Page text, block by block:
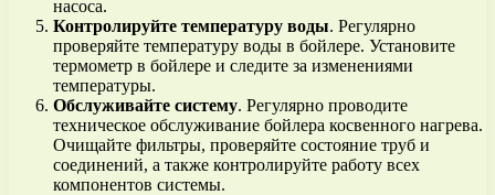
насоса.
Контролируйте температуру воды. Регулярно
проверяйте температуру воды в бойлере. Установите
термометр в бойлере и следите за изменениями
температуры.
Обслуживайте систему. Регулярно проводите
техническое обслуживание бойлера косвенного нагрева.
Очищайте фильтры, проверяйте состояние труб и
соединений, а также контролируйте работу всех
компонентов системы.